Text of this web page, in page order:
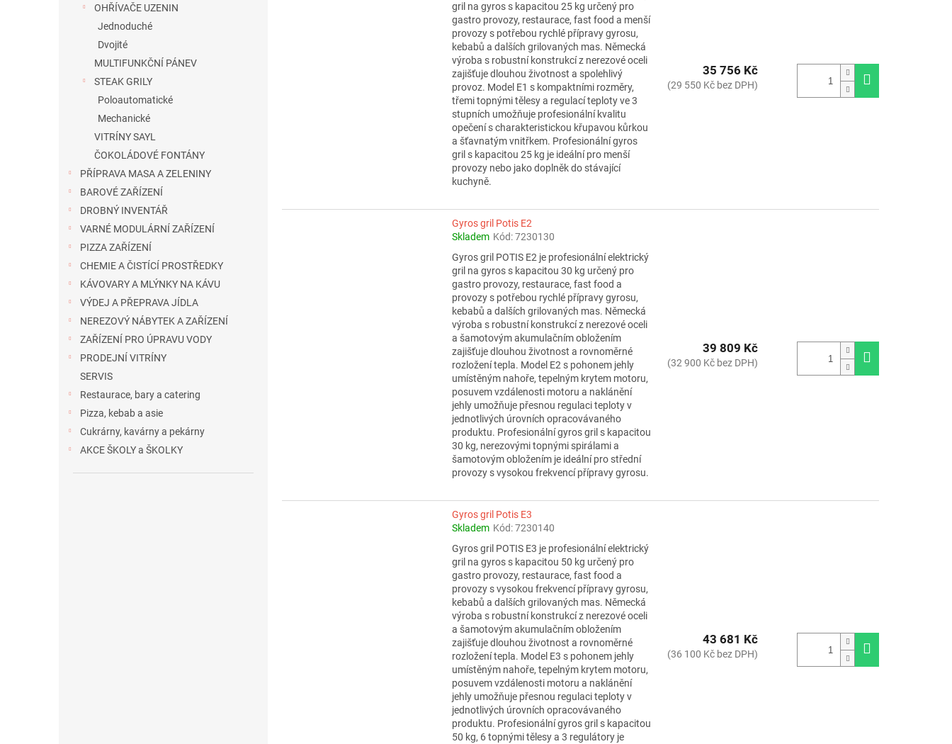
OHŘÍVAČE UZENIN
Jednoduché
Dvojité
MULTIFUNKČNÍ PÁNEV
STEAK GRILY
Poloautomatické
Mechanické
VITRÍNY SAYL
ČOKOLÁDOVÉ FONTÁNY
PŘÍPRAVA MASA A ZELENINY
BAROVÉ ZAŘÍZENÍ
DROBNÝ INVENTÁŘ
VARNÉ MODULÁRNÍ ZAŘÍZENÍ
PIZZA ZAŘÍZENÍ
CHEMIE A ČISTÍCÍ PROSTŘEDKY
KÁVOVARY A MLÝNKY NA KÁVU
VÝDEJ A PŘEPRAVA JÍDLA
NEREZOVÝ NÁBYTEK A ZAŘÍZENÍ
ZAŘÍZENÍ PRO ÚPRAVU VODY
PRODEJNÍ VITRÍNY
SERVIS
Restaurace, bary a catering
Pizza, kebab a asie
Cukrárny, kavárny a pekárny
AKCE ŠKOLY a ŠKOLKY
gril na gyros s kapacitou 25 kg určený pro
gastro provozy, restaurace, fast food a menší
provozy s potřebou rychlé přípravy gyrosu,
kebabů a dalších grilovaných mas. Německá
výroba s robustní konstrukcí z nerezové oceli
zajišťuje dlouhou životnost a spolehlivý
provoz. Model E1 s kompaktními rozměry,
třemi topnými tělesy a regulací teploty ve 3
stupních umožňuje profesionální kvalitu
opečení s charakteristickou křupavou kůrkou
a šťavnatým vnitřkem. Profesionální gyros
gril s kapacitou 25 kg je ideální pro menší
provozy nebo jako doplněk do stávající
kuchyně.
35 756 Kč
(29 550 Kč bez DPH)
Gyros gril Potis E2
Skladem Kód:7230130
Gyros gril POTIS E2 je profesionální elektrický
gril na gyros s kapacitou 30 kg určený pro
gastro provozy, restaurace, fast food a
provozy s potřebou rychlé přípravy gyrosu,
kebabů a dalších grilovaných mas. Německá
výroba s robustní konstrukcí z nerezové oceli
a šamotovým akumulačním obložením
zajišťuje dlouhou životnost a rovnoměrné
rozložení tepla. Model E2 s pohonem jehly
umístěným nahoře, tepelným krytem motoru,
posuvem vzdálenosti motoru a naklánění
jehly umožňuje přesnou regulaci teploty v
jednotlivých úrovních opracovávaného
produktu. Profesionální gyros gril s kapacitou
30 kg, nerezovými topnými spirálami a
šamotovým obložením je ideální pro střední
provozy s vysokou frekvencí přípravy gyrosu.
39 809 Kč
(32 900 Kč bez DPH)
Gyros gril Potis E3
Skladem Kód:7230140
Gyros gril POTIS E3 je profesionální elektrický
gril na gyros s kapacitou 50 kg určený pro
gastro provozy, restaurace, fast food a
provozy s vysokou frekvencí přípravy gyrosu,
kebabů a dalších grilovaných mas. Německá
výroba s robustní konstrukcí z nerezové oceli
a šamotovým akumulačním obložením
zajišťuje dlouhou životnost a rovnoměrné
rozložení tepla. Model E3 s pohonem jehly
umístěným nahoře, tepelným krytem motoru,
posuvem vzdálenosti motoru a naklánění
jehly umožňuje přesnou regulaci teploty v
jednotlivých úrovních opracovávaného
produktu. Profesionální gyros gril s kapacitou
50 kg, 6 topnými tělesy a 3 regulátory je
43 681 Kč
(36 100 Kč bez DPH)